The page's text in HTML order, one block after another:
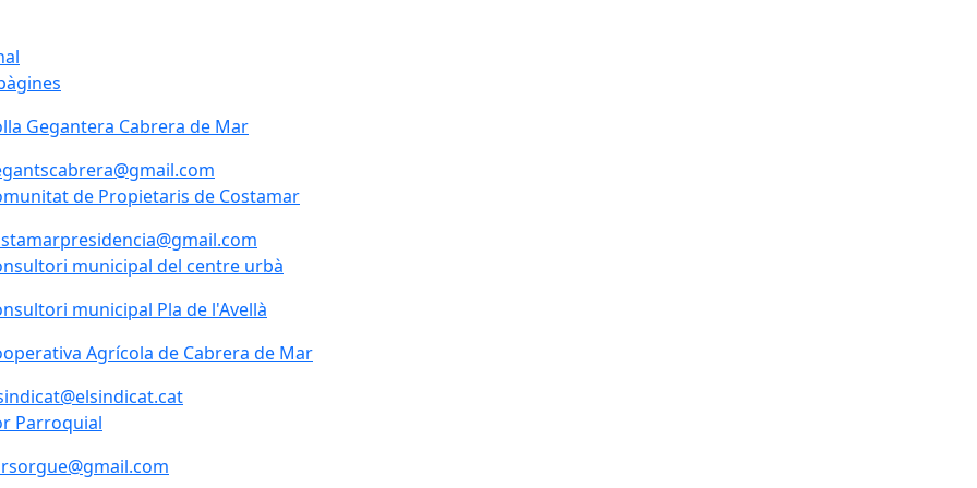
Gegantera Cabrera de Mar
Gegantera Cabrera de Mar
de Propietaris de Costamar
municipal del centre urbà
municipal del centre urbà
municipal Pla de l'Avellà
municipal Pla de l'Avellà
Agrícola de Cabrera de Mar
Parroquial
Parroquial